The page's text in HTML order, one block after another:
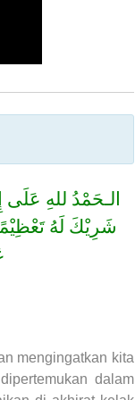
الـحَمْدُ للهِ عَلَى
شَرِيْكَ لَهُ
mengingatkan kita
dalam